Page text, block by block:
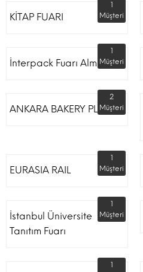
KİTAP FUARI
1
Müşteri
İnterpack Fuarı Almanya
1
Müşteri
ANKARA BAKERY PLUS
2
Müşteri
EURASIA RAIL
1
Müşteri
İstanbul Üniversite
Tanıtım Fuarı
1
Müşteri
1